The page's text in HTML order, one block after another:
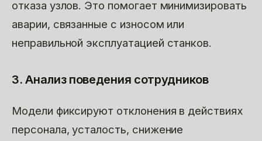
отказа узлов. Это помогает минимизировать
аварии, связанные с износом или
неправильной эксплуатацией станков.
3. Анализ поведения сотрудников
Модели фиксируют отклонения в действиях
персонала, усталость, снижение